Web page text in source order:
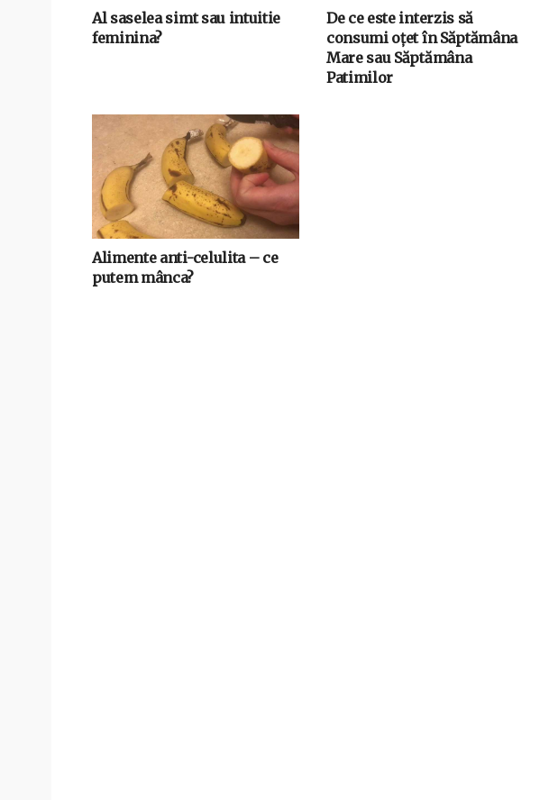
Al saselea simt sau intuitie
feminina?
De ce este interzis să
consumi oțet în Săptămâna
Mare sau Săptămâna
Patimilor
Alimente anti-celulita – ce
putem mânca?